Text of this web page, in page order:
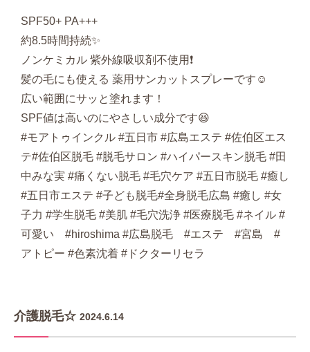
SPF50+ PA+++
約8.5時間持続✨
ノンケミカル 紫外線吸収剤不使用❗️
髪の毛にも使える 薬用サンカットスプレーです☺️
広い範囲にサッと塗れます！
SPF値は高いのにやさしい成分です😆
#モアトゥインクル #五日市 #広島エステ #佐伯区エス
テ#佐伯区脱毛 #脱毛サロン #ハイパースキン脱毛 #田
中みな実 #痛くない脱毛 #毛穴ケア #五日市脱毛 #癒し
#五日市エステ #子ども脱毛#全身脱毛広島 #癒し #女
子力 #学生脱毛 #美肌 #毛穴洗浄 #医療脱毛 #ネイル #
可愛い #hiroshima #広島脱毛 #エステ #宮島 #
アトピー #色素沈着 #ドクターリセラ
介護脱毛☆ 2024.6.14